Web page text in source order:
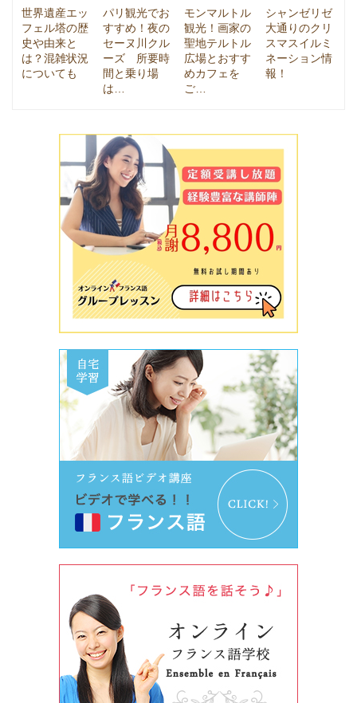
世界遺産エッ
フェル塔の歴
史や由来と
は？混雑状況
についても
パリ観光でお
すすめ！夜の
セーヌ川クル
ーズ 所要時
間と乗り場
は…
モンマルトル
観光！画家の
聖地テルトル
広場とおすす
めカフェを
ご…
シャンゼリゼ
大通りのクリ
スマスイルミ
ネーション情
報！